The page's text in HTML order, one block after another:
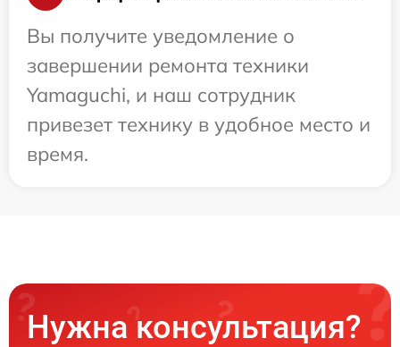
Вы получите уведомление о
завершении ремонта техники
Yamaguchi, и наш сотрудник
привезет технику в удобное место и
время.
Нужна консультация?